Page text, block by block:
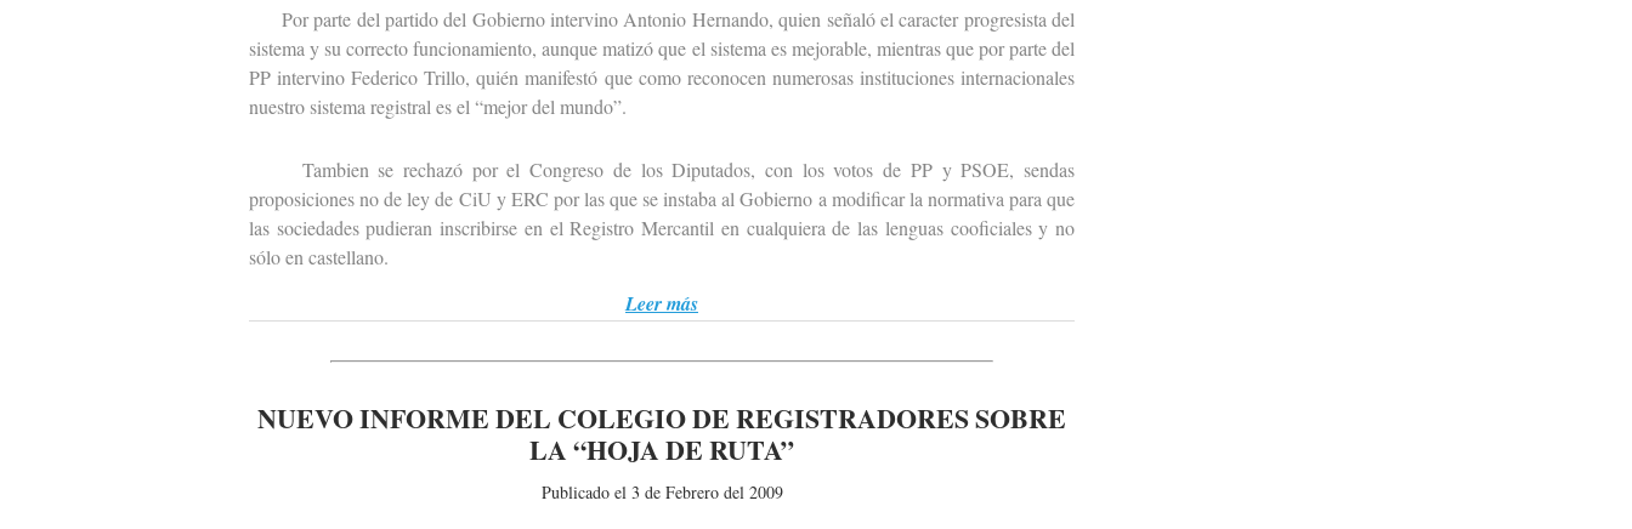
Por parte del partido del Gobierno intervino Antonio Hernando, quien señaló el caracter progresista del
sistema y su correcto funcionamiento, aunque matizó que el sistema es mejorable, mientras que por parte del
PP intervino Federico Trillo, quién manifestó que como reconocen numerosas instituciones internacionales
nuestro sistema registral es el “mejor del mundo”.
Tambien se rechazó por el Congreso de los Diputados, con los votos de PP y PSOE, sendas
proposiciones no de ley de CiU y ERC por las que se instaba al Gobierno a modificar la normativa para que
las sociedades pudieran inscribirse en el Registro Mercantil en cualquiera de las lenguas cooficiales y no
sólo en castellano.
Leer más
NUEVO INFORME DEL COLEGIO DE REGISTRADORES SOBRE
LA “HOJA DE RUTA”
Publicado el 3 de Febrero del 2009